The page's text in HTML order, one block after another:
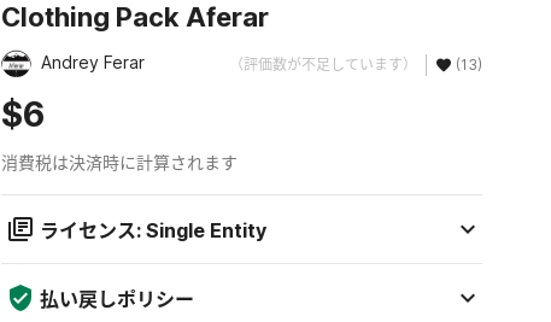
Clothing Pack Aferar
Andrey Ferar （評価数が不足しています） (13)
$6
消費税は決済時に計算されます
ライセンス: Single Entity
払い戻しポリシー